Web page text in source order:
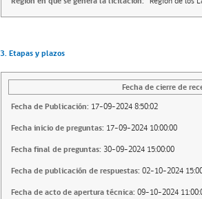
3. Etapas y plazos
Fecha de cierre de
Fecha de Publicación: 17-09-2024 8:50:02
Fecha inicio de preguntas: 17-09-2024 10:00:00
Fecha final de preguntas: 30-09-2024 15:00:00
Fecha de publicación de respuestas: 02-10-2024
Fecha de acto de apertura técnica: 09-10-2024